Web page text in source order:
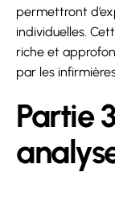
permettront
individuelles.
riche et
par les
Partie